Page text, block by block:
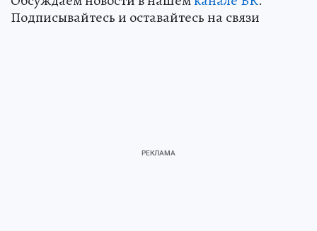
Подписывайтесь и оставайтесь на связи